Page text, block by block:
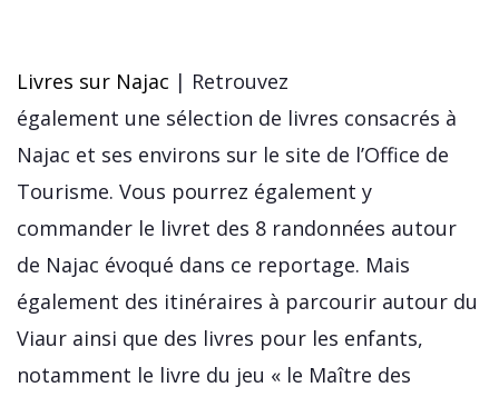
Livres sur Najac | Retrouvez
également une sélection de livres consacrés à
Najac et ses environs sur le site de l’Office de
Tourisme. Vous pourrez également y
commander le livret des 8 randonnées autour
de Najac évoqué dans ce reportage. Mais
également des itinéraires à parcourir autour du
Viaur ainsi que des livres pour les enfants,
notamment le livre du jeu « le Maître des